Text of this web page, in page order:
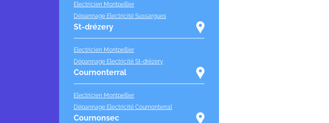
Electricien Montpellier
Dépannage Electricité Sussargues
St-drézery
Electricien Montpellier
Dépannage Electricité St-drézery
Cournonterral
Electricien Montpellier
Dépannage Electricité Cournonterral
Cournonsec